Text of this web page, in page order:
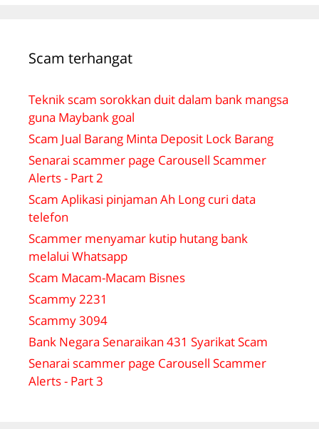
Scam terhangat
Teknik scam sorokkan duit dalam bank mangsa
guna Maybank goal
Scam Jual Barang Minta Deposit Lock Barang
Senarai scammer page Carousell Scammer
Alerts - Part 2
Scam Aplikasi pinjaman Ah Long curi data
telefon
Scammer menyamar kutip hutang bank
melalui Whatsapp
Scam Macam-Macam Bisnes
Scammy 2231
Scammy 3094
Bank Negara Senaraikan 431 Syarikat Scam
Senarai scammer page Carousell Scammer
Alerts - Part 3